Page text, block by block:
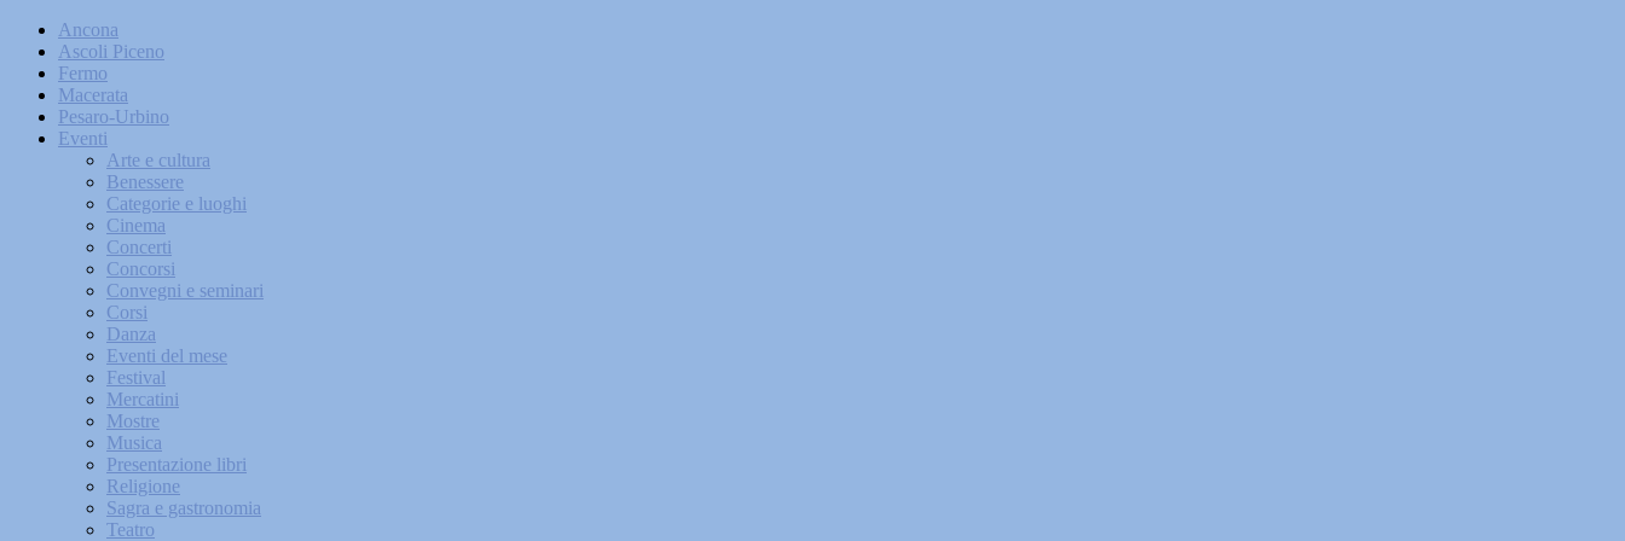
Ancona
Ascoli Piceno
Fermo
Macerata
Pesaro-Urbino
Eventi
Arte e cultura
Benessere
Categorie e luoghi
Cinema
Concerti
Concorsi
Convegni e seminari
Corsi
Danza
Eventi del mese
Festival
Mercatini
Mostre
Musica
Presentazione libri
Religione
Sagra e gastronomia
Teatro